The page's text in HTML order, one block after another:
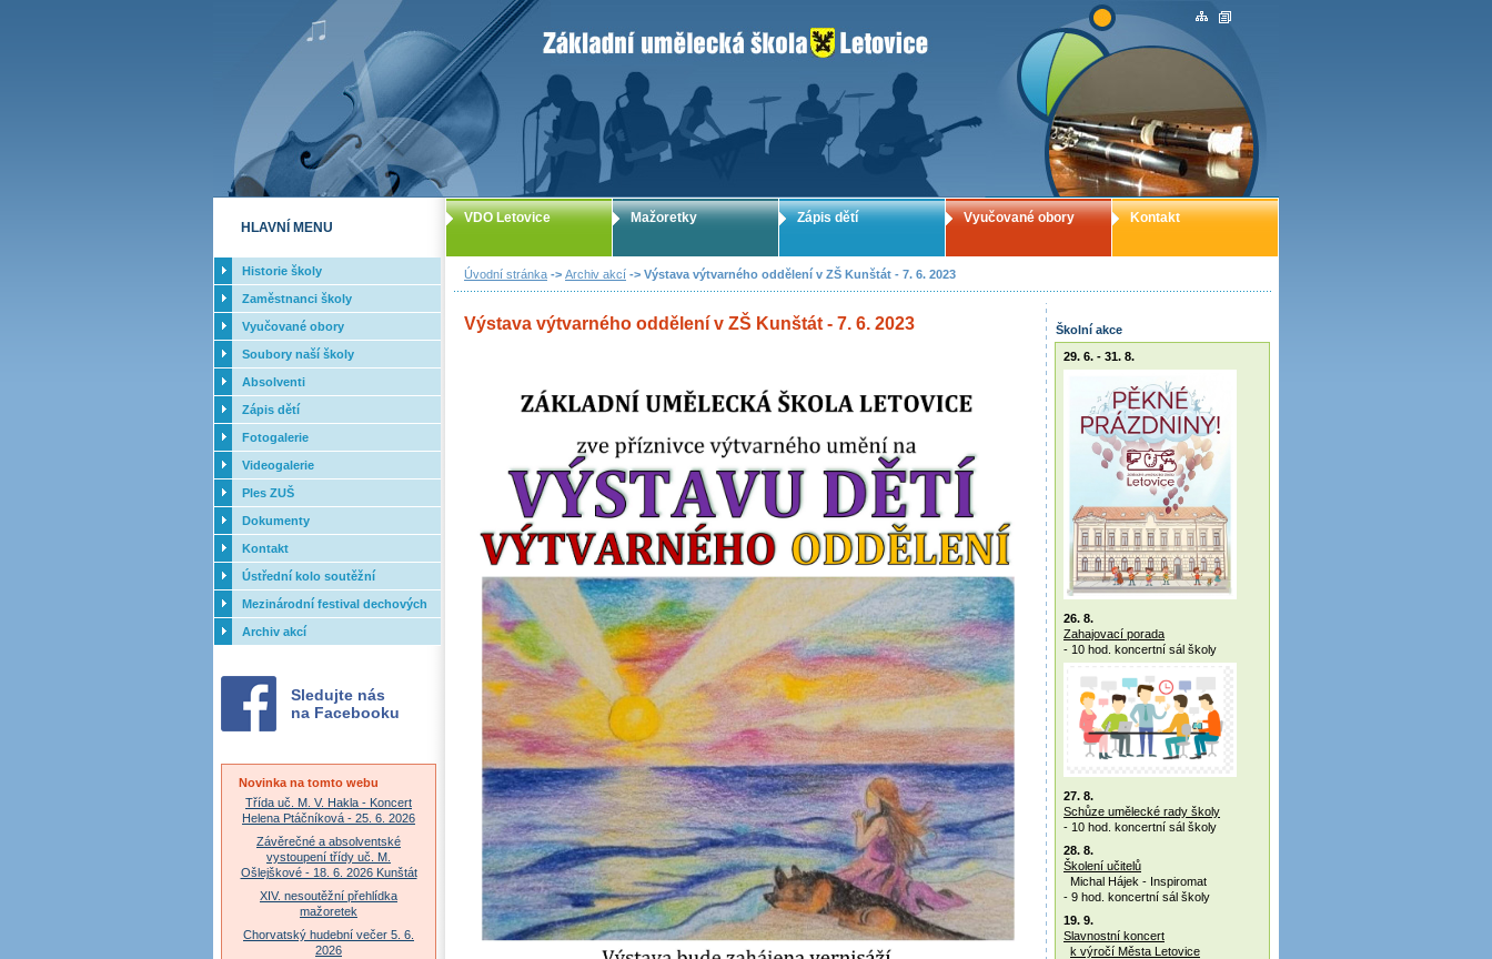
ZUŠ Letovice - Základní umělecká škola
Úvodní stránka -> Archiv akcí -> Výstava výtvarného oddělení v ZŠ Kunštát - 7. 6. 2023
Výstava výtvarného oddělení v ZŠ Kunštát - 7. 6. 2023
Školní akce
29. 6. - 31. 8.
26. 8.
Zahajovací porada
- 10 hod. koncertní sál školy
27. 8.
Schůze umělecké rady školy
- 10 hod. koncertní sál školy
28. 8.
Školení učitelů
Michal Hájek - Inspiromat
- 9 hod. koncertní sál školy
19. 9.
Slavnostní koncert
k výročí Města Letovice
VDO Letovice Mažoretky Zápis dětí Vyučované obory Kontakt
HLAVNÍ MENU
Historie školy
Zaměstnanci školy
Vyučované obory
Soubory naší školy
Absolventi
Zápis dětí
Fotogalerie
Videogalerie
Ples ZUŠ
Dokumenty
Kontakt
Ústřední kolo soutěžní
přehlídky dechových orchestrů
ZUŠ - 2017
Mezinárodní festival dechových
orchestrů - Letovice
Archiv akcí
Sledujte nás
na Facebooku
Novinka na tomto webu
Třída uč. M. V. Hakla - Koncert
Helena Ptáčníková - 25. 6. 2026
Závěrečné a absolventské
vystoupení třídy uč. M.
Ošlejškové - 18. 6. 2026 Kunštát
XIV. nesoutěžní přehlídka
mažoretek
Chorvatský hudební večer 5. 6.
2026